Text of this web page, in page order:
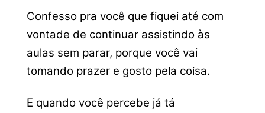
Confesso pra você que fiquei até com
vontade de continuar assistindo às
aulas sem parar, porque você vai
tomando prazer e gosto pela coisa.
E quando você percebe já tá